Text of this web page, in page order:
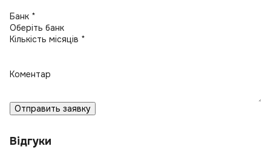
Банк *
Кількість місяців *
Коментар
Отправить заявку
Відгуки